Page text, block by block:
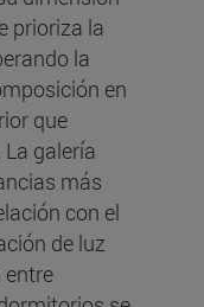
prioriza la
la
en
que
galería
más
con el
de luz
entre